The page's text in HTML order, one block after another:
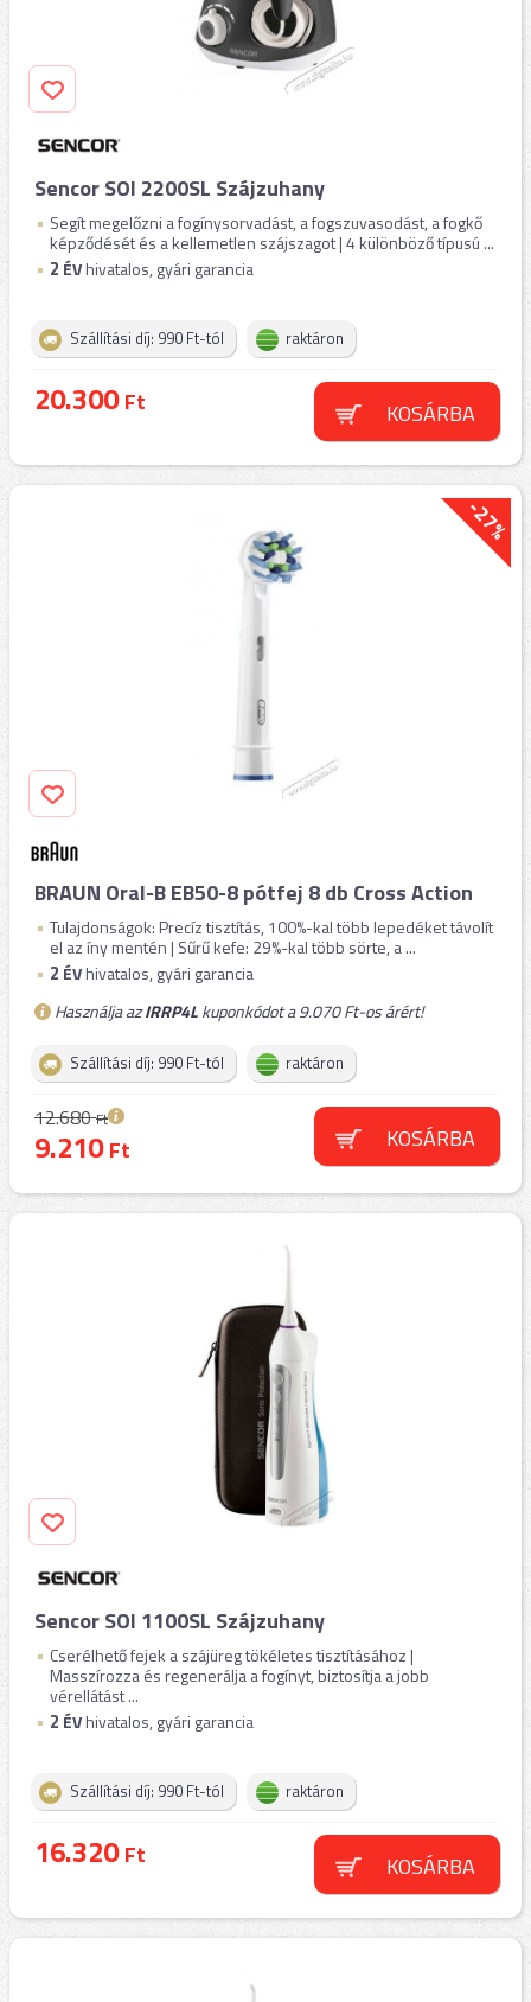
Sencor SOI 2200SL Szájzuhany
Segít megelőzni a fogínysorvadást, a fogszuvasodást, a fogkő
képződését és a kellemetlen szájszagot | 4 különböző típusú ...
2 ÉVhivatalos, gyári garancia
Szállítási díj: 990 Ft-tól raktáron
20.300Ft KOSÁRBA
-27%
BRAUN Oral-B EB50-8 pótfej 8 db Cross Action
Tulajdonságok: Precíz tisztítás, 100%-kal több lepedéket távolít
el az íny mentén | Sűrű kefe: 29%-kal több sörte, a ...
2 ÉVhivatalos, gyári garancia
Használja azIRRP4Lkuponkódot a 9.070 Ft-os árért!
Szállítási díj: 990 Ft-tól raktáron
12.680Ft
9.210Ft KOSÁRBA
Sencor SOI 1100SL Szájzuhany
Cserélhető fejek a szájüreg tökéletes tisztításához |
Masszírozza és regenerálja a fogínyt, biztosítja a jobb
vérellátást ...
2 ÉVhivatalos, gyári garancia
Szállítási díj: 990 Ft-tól raktáron
16.320Ft KOSÁRBA